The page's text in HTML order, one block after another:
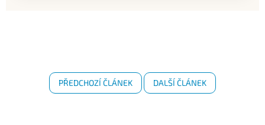
PŘEDCHOZÍ ČLÁNEK DALŠÍ ČLÁNEK